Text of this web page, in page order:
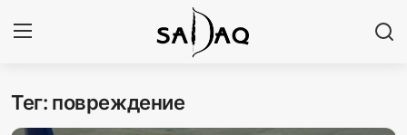
Авторизоваться
Тег: повреждение